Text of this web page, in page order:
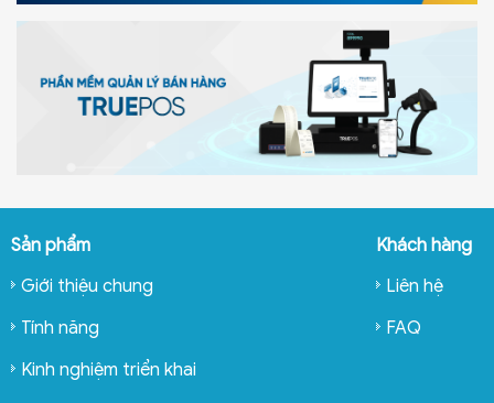
Sản phẩm
Giới thiệu chung
Tính năng
Kinh nghiệm triển khai
Khách hàng
Liên hệ
FAQ